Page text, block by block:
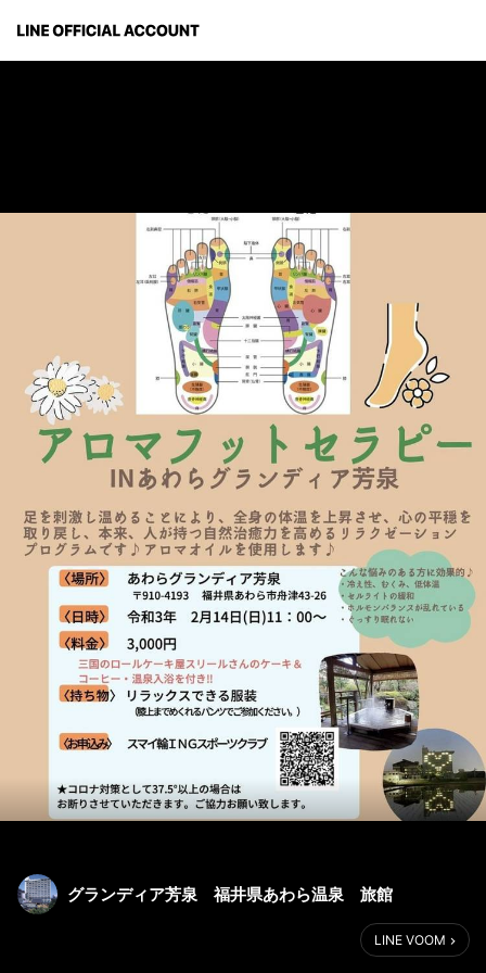
グランディア芳泉 福井県あわら温泉 旅館
LINE VOOM